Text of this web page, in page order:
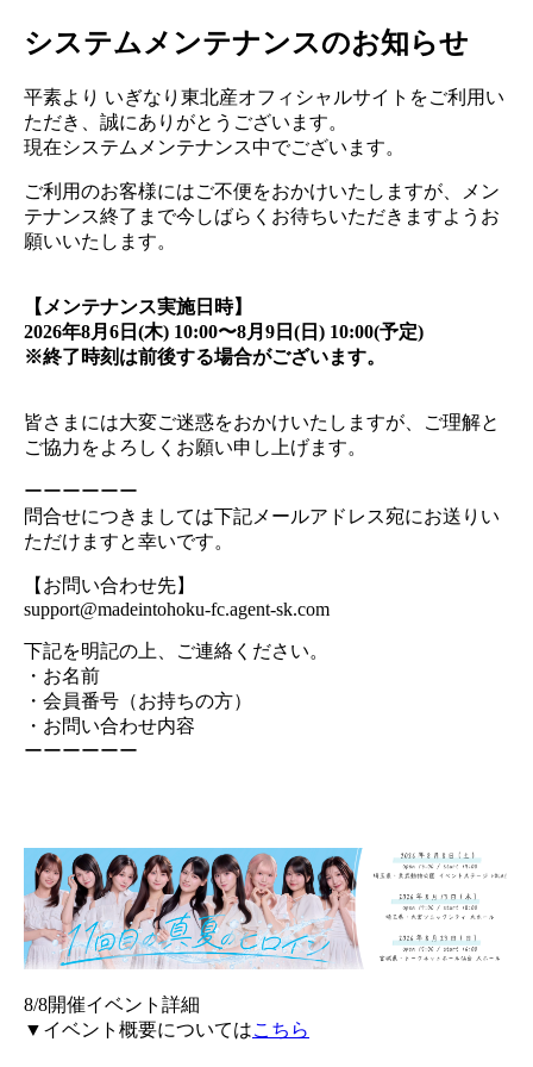
システムメンテナンスのお知らせ
平素より いぎなり東北産オフィシャルサイトをご利用い
ただき、誠にありがとうございます。
現在システムメンテナンス中でございます。
ご利用のお客様にはご不便をおかけいたしますが、メン
テナンス終了まで今しばらくお待ちいただきますようお
願いいたします。
【メンテナンス実施日時】
2026年8月6日(木) 10:00〜8月9日(日) 10:00(予定)
※終了時刻は前後する場合がございます。
皆さまには大変ご迷惑をおかけいたしますが、ご理解と
ご協力をよろしくお願い申し上げます。
ーーーーーー
問合せにつきましては下記メールアドレス宛にお送りい
ただけますと幸いです。
【お問い合わせ先】
support@madeintohoku-fc.agent-sk.com
下記を明記の上、ご連絡ください。
・お名前
・会員番号（お持ちの方）
・お問い合わせ内容
ーーーーーー
8/8開催イベント詳細
▼イベント概要についてはこちら